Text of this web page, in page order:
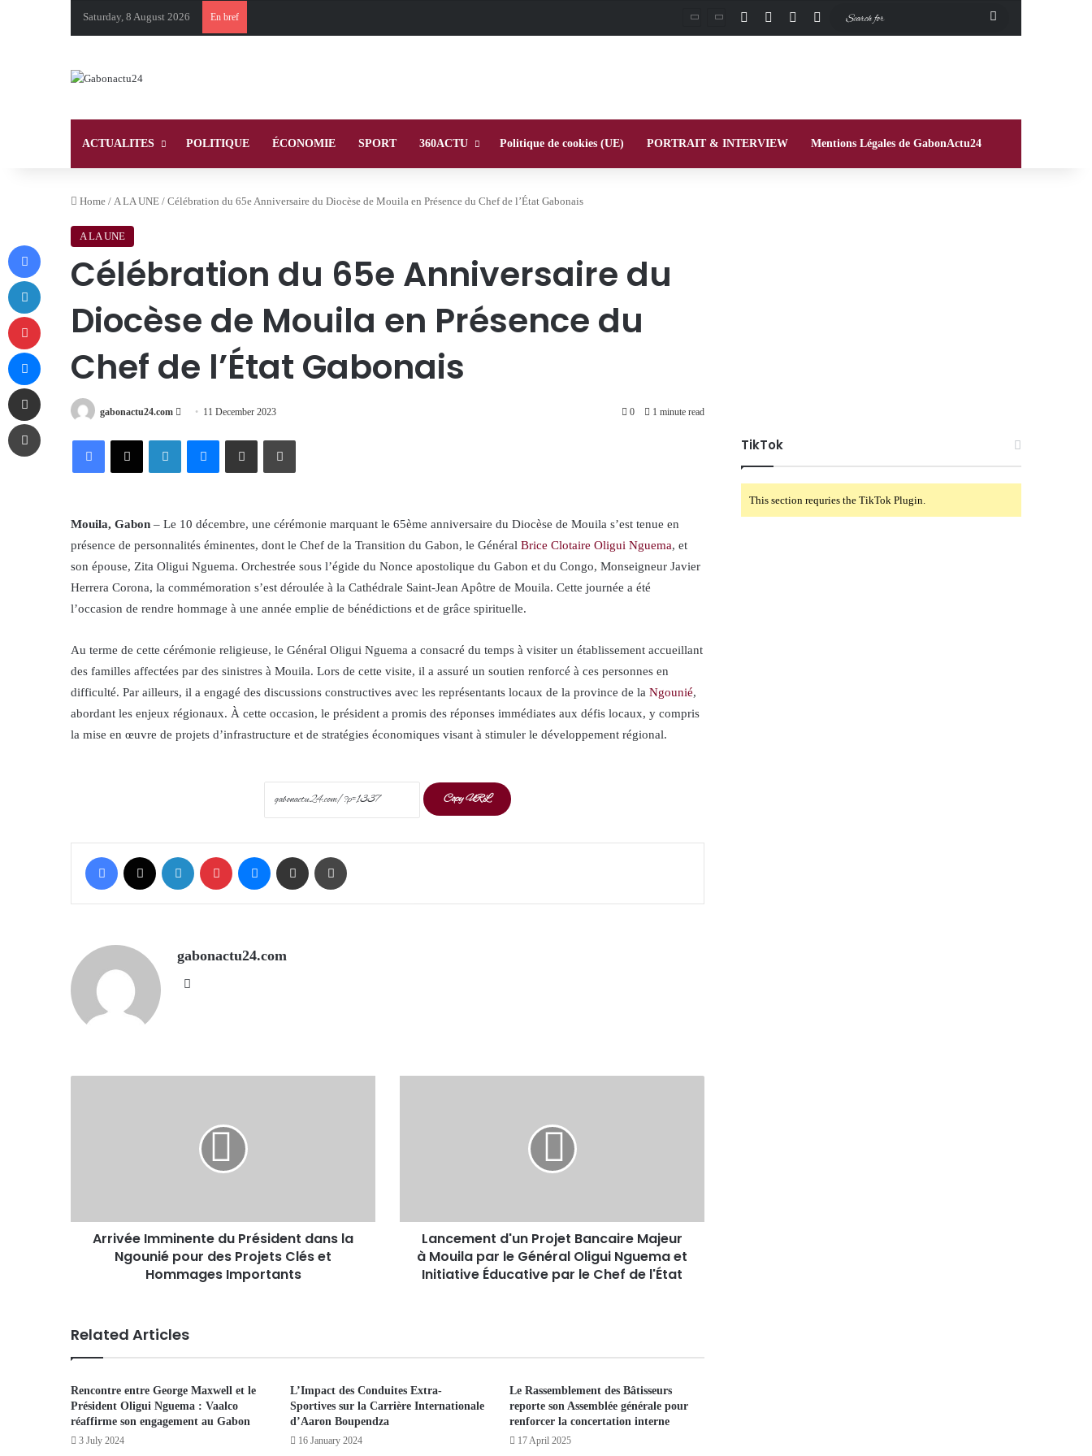
Saturday, 8 August 2026 En bref Facebook InstagramSwitch skin
ACTUALITES POLITIQUE ÉCONOMIE SPORT 360ACTU Politique de cookies (UE) PORTRAIT & INTERVIEW Mentions Légales de GabonActu24
Home / A LA UNE / Célébration du 65e Anniversaire du Diocèse de Mouila en Présence du Chef de l’État Gabonais
A LA UNE
Célébration du 65e Anniversaire du
Diocèse de Mouila en Présence du
Chef de l’État Gabonais
gabonactu24.com
Send 11 December 2023 0 1 minute read
FacebookX LinkedInMessengerShare via Email Print
Mouila, Gabon – Le 10 décembre, une cérémonie marquant le 65ème anniversaire du Diocèse de Mouila s’est tenue en
présence de personnalités éminentes, dont le Chef de la Transition du Gabon, le Général Brice Clotaire Oligui Nguema, et
son épouse, Zita Oligui Nguema. Orchestrée sous l’égide du Nonce apostolique du Gabon et du Congo, Monseigneur Javier
Herrera Corona, la commémoration s’est déroulée à la Cathédrale Saint-Jean Apôtre de Mouila. Cette journée a été
l’occasion de rendre hommage à une année emplie de bénédictions et de grâce spirituelle.
Au terme de cette cérémonie religieuse, le Général Oligui Nguema a consacré du temps à visiter un établissement accueillant
des familles affectées par des sinistres à Mouila. Lors de cette visite, il a assuré un soutien renforcé à ces personnes en
difficulté. Par ailleurs, il a engagé des discussions constructives avec les représentants locaux de la province de la Ngounié,
abordant les enjeux régionaux. À cette occasion, le président a promis des réponses immédiates aux défis locaux, y compris
la mise en œuvre de projets d’infrastructure et de stratégies économiques visant à stimuler le développement régional.
Copy URL
Facebook LinkedIn Pinterest Messenger Share via Email
gabonactu24.com
Arrivée Imminente du Président dans la
Ngounié pour des Projets Clés et
Hommages Importants
Lancement d'un Projet Bancaire Majeur
à Mouila par le Général Oligui Nguema et
Initiative Éducative par le Chef de l'État
Related Articles
Rencontre entre George Maxwell et le
Président Oligui Nguema : Vaalco
réaffirme son engagement au Gabon
3 July 2024
L’Impact des Conduites Extra-
Sportives sur la Carrière Internationale
d’Aaron Boupendza
16 January 2024
Le Rassemblement des Bâtisseurs
reporte son Assemblée générale pour
renforcer la concertation interne
17 April 2025
TikTok
This section requries the TikTok Plugin.
Facebook
LinkedIn
Pinterest